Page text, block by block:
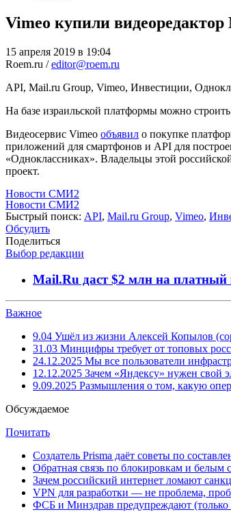
Vimeo купили
15 апреля 2019 в 19:04
Roem.ru /editor@roem.ru
API, Mail.ru Group, Vimeo, Инвестиции,
На базе израильской платформы можно
Видеосервис Vimeo объявил о покупке
приложений для смартфонов и API для
«Одноклассниках». Владельцы этой
проект.
Новости СМИ2
Новости СМИ2
Быстрый поиск: API, Mail.ru Group, Vimeo,
Обсудить
Поделиться
Выбор редакции
Mail.Ru даст $2 млн на платный
Важное
9.04 Ушёл из жизни Алексей Копылов
31.03 Минцифры требует от топовых
24.12.2025 Мы все пользователи
12.12.2025 Зачем «Яндексу» нужен свой
9.09.2025 Размышления о том, какую
Обсуждаемое
Почитать
Создатель Prisma даёт советы по
Обратная связь по блокировкам и белым
Зачем российский интернет ломают
VPN для разработки — не проблема,
ФСБ и Минздрав предупреждают (только